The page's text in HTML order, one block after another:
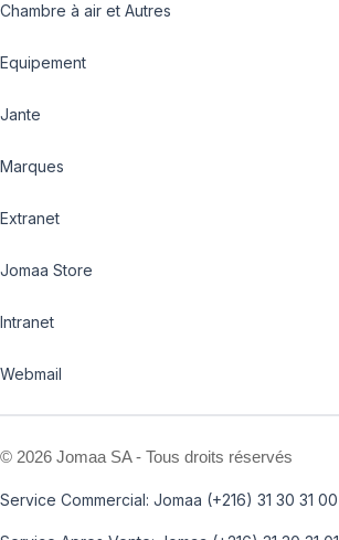
Chambre à air et Autres
Equipement
Jante
Marques
Extranet
Jomaa Store
Intranet
Webmail
© 2026 Jomaa SA - Tous droits réservés
Service Commercial: Jomaa (+216) 31 30 31 00